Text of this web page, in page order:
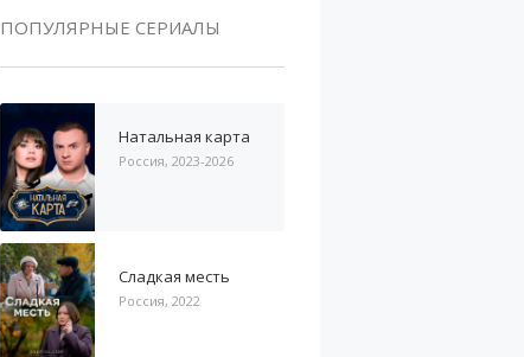
ПОПУЛЯРНЫЕ СЕРИАЛЫ
Натальная карта
Россия, 2023-2026
Сладкая месть
Россия, 2022